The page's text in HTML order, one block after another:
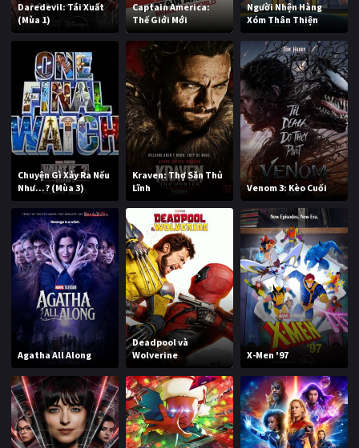
Daredevil: Tái Xuất
(Mùa 1)
Captain America:
Thế Giới Mới
Người Nhện Hàng
Xóm Thân Thiện
Chuyện Gì Xảy Ra Nếu
Như...? (Mùa 3)
Kraven: Thợ Săn Thủ
Lĩnh
Venom 3: Kèo Cuối
Agatha All Along
Deadpool và
Wolverine
X-Men '97